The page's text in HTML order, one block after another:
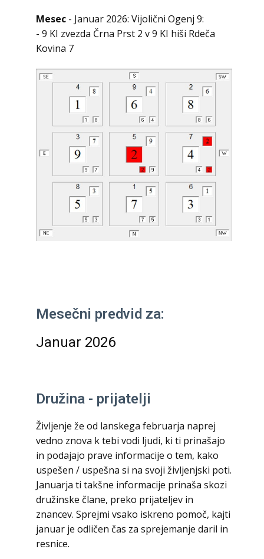
Mesec - Januar 2026: Vijolični Ogenj 9:
- 9 KI zvezda Črna Prst 2 v 9 KI hiši Rdeča
Kovina 7
Mesečni predvid za:
Januar 2026
Družina - prijatelji
Življenje že od lanskega februarja naprej
vedno znova k tebi vodi ljudi, ki ti prinašajo
in podajajo prave informacije o tem, kako
uspešen / uspešna si na svoji življenjski poti.
Januarja ti takšne informacije prinaša skozi
družinske člane, preko prijateljev in
znancev. Sprejmi vsako iskreno pomoč, kajti
januar je odličen čas za sprejemanje daril in
resnice.